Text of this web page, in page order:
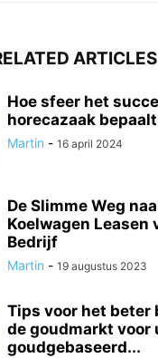
ARTICLES
Hoe sfeer het
horecazaak bepaalt
Martin - 16 april 2024
De Slimme Weg
Koelwagen Leasen
Bedrijf
Martin - 19 augustus 2023
Tips voor het beter
de goudmarkt voor
goudgebaseerd...